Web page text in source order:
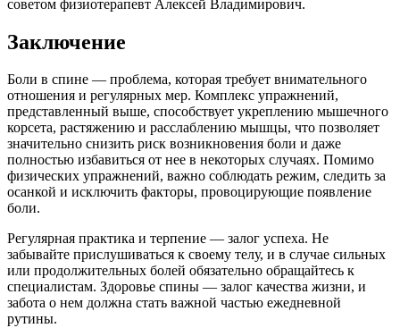
советом физиотерапевт Алексей Владимирович.
Заключение
Боли в спине — проблема, которая требует внимательного
отношения и регулярных мер. Комплекс упражнений,
представленный выше, способствует укреплению мышечного
корсета, растяжению и расслаблению мышцы, что позволяет
значительно снизить риск возникновения боли и даже
полностью избавиться от нее в некоторых случаях. Помимо
физических упражнений, важно соблюдать режим, следить за
осанкой и исключить факторы, провоцирующие появление
боли.
Регулярная практика и терпение — залог успеха. Не
забывайте прислушиваться к своему телу, и в случае сильных
или продолжительных болей обязательно обращайтесь к
специалистам. Здоровье спины — залог качества жизни, и
забота о нем должна стать важной частью ежедневной
рутины.